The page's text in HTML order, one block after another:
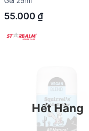
55.000 ₫
Hết Hàng